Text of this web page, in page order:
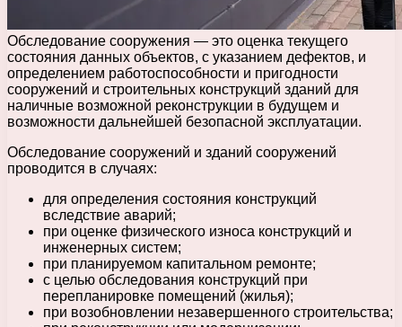
Обследование сооружения — это оценка текущего
состояния данных объектов, с указанием дефектов, и
определением работоспособности и пригодности
сооружений и строительных конструкций зданий для
наличные возможной реконструкции в будущем и
возможности дальнейшей безопасной эксплуатации.
Обследование сооружений и зданий сооружений
проводится в случаях:
для определения состояния конструкций
вследствие аварий;
при оценке физического износа конструкций и
инженерных систем;
при планируемом капитальном ремонте;
с целью обследования конструкций при
перепланировке помещений (жилья);
при возобновлении незавершенного строительства;